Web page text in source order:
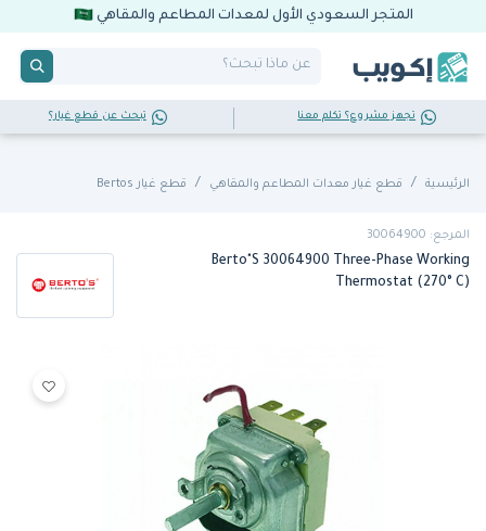
المتجر السعودي الأول لمعدات المطاعم والمقاهي
تجهز مشروع؟ تكلم معنا تبحث عن قطع غيار؟
الرئيسية قطع غيار معدات المطاعم والمقاهي قطع غيار Bertos
المرجع: 30064900
Berto"S 30064900 Three-Phase Working
Thermostat (270° C)